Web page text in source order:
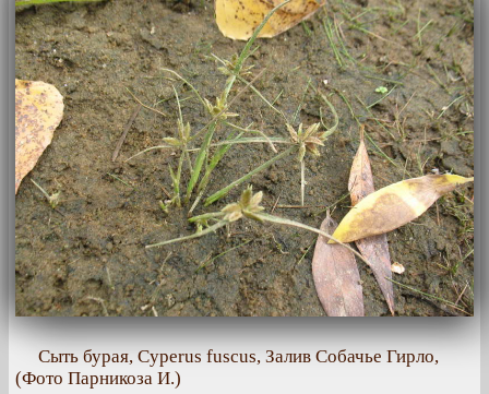
Сыть бурая, Cyperus fuscus, Залив Собачье Гирло,
(Фото Парникоза И.)